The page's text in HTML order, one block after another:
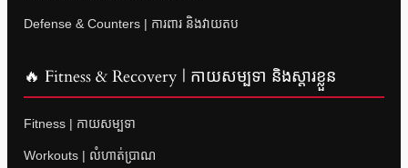
Defense & Counters | ការពារ និងវាយតប
🔥 Fitness & Recovery | កាយសម្បទា និងស្តារខ្លួន
Fitness | កាយសម្បទា
Workouts | លំហាត់ប្រាណ